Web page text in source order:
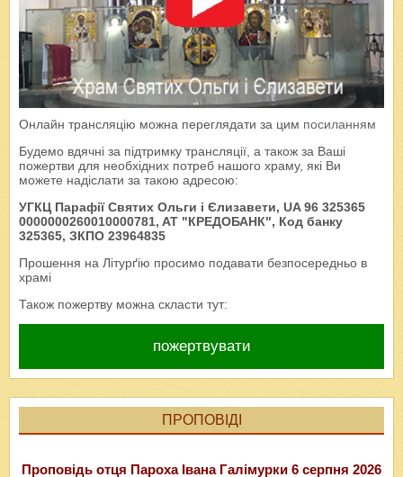
Онлайн трансляцію можна переглядати за цим посиланням
Будемо вдячні за підтримку трансляції, а також за Ваші
пожертви для необхідних потреб нашого храму, які Ви
можете надіслати за такою адресою:
УГКЦ Парафії Святих Ольги і Єлизавети, UA 96 325365
0000000260010000781, AT "КРЕДОБАНК", Код банку
325365, ЗКПО 23964835
Прошення на Літурґію просимо подавати безпосередньо в
храмі
Також пожертву можна скласти тут:
пожертвувати
ПРОПОВІДІ
Проповідь отця Пароха Івана Галімурки 6 серпня 2026